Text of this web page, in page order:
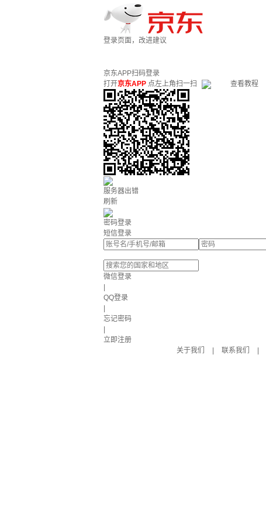
登录页面，改进建议
京东APP扫码登录
打开京东APP 点左上角扫一扫 查看教程
服务器出错
刷新
密码登录
短信登录
微信登录
QQ登录
忘记密码
立即注册
关于我们
联系我们